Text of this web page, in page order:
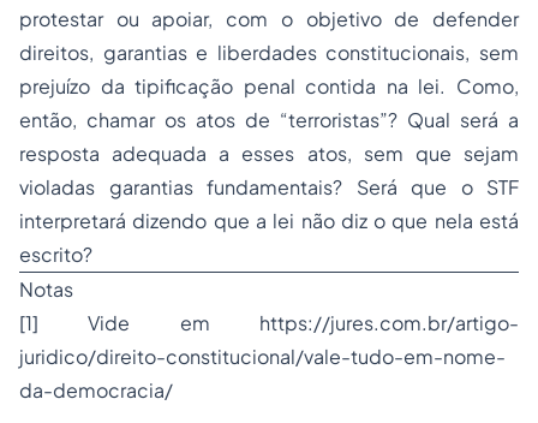
protestar ou apoiar, com o objetivo de defender
direitos, garantias e liberdades constitucionais, sem
prejuízo da tipificação penal contida na lei. Como,
então, chamar os atos de “terroristas”? Qual será a
resposta adequada a esses atos, sem que sejam
violadas garantias fundamentais? Será que o STF
interpretará dizendo que a lei não diz o que nela está
escrito?
Notas
[1] Vide em https://jures.com.br/artigo-
juridico/direito-constitucional/vale-tudo-em-nome-
da-democracia/